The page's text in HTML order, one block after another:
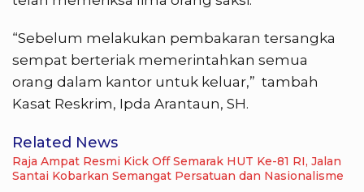
“Sebelum melakukan pembakaran tersangka
sempat berteriak memerintahkan semua
orang dalam kantor untuk keluar,” tambah
Kasat Reskrim, Ipda Arantaun, SH.
Related News
Raja Ampat Resmi Kick Off Semarak HUT Ke-81 RI, Jalan
Santai Kobarkan Semangat Persatuan dan Nasionalisme